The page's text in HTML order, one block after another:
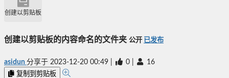
创建以剪贴板的内容命名的文件夹
创建以剪贴板的内容命名的文件夹 公开 已发布
asidun 分享于 2023-12-20 00:49 0 16
复制到剪贴板